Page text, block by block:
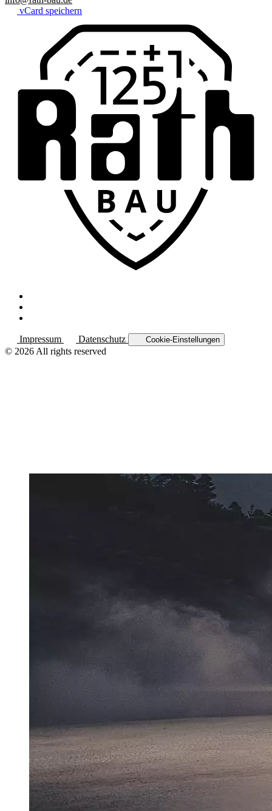
vCard speichern
Impressum Datenschutz Cookie-Einstellungen
© 2026 All rights reserved